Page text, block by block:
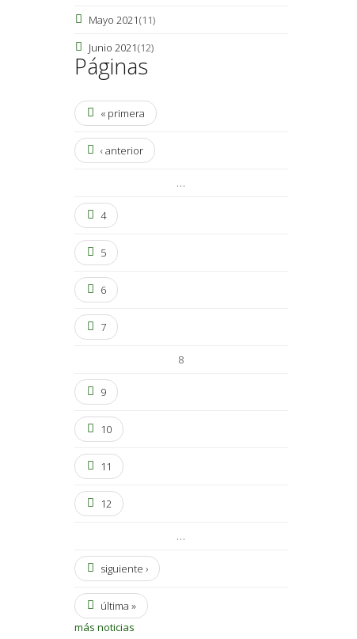
Mayo 2021(11)
Junio 2021(12)
Páginas
« primera
‹ anterior
…
4
5
6
7
8
9
10
11
12
…
siguiente ›
última »
más noticias